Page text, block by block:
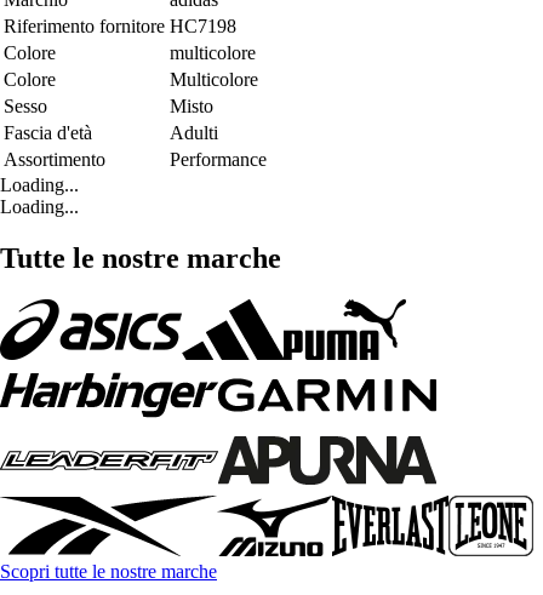
Riferimento fornitore HC7198
Colore
multicolore
Colore
Multicolore
Sesso
Misto
Fascia d'età
Adulti
Assortimento
Performance
Loading...
Loading...
Tutte le nostre marche
Scopri tutte le nostre marche